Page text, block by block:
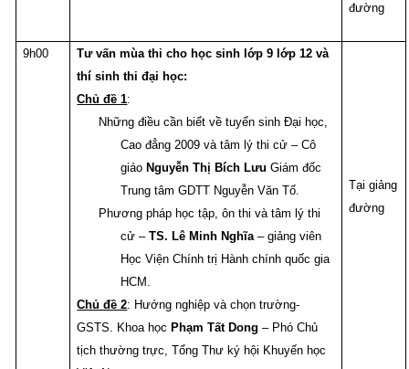
đường
9h00
Tư vấn mùa thi cho học sinh lớp 9 lớp 12 và
thí sinh thi đại học:
Chủ đề 1:
Những điều cần biết về tuyển sinh Đại học,
Cao đẳng 2009 và tâm lý thi cử – Cô
giáo Nguyễn Thị Bích Lưu Giám đốc
Trung tâm GDTT Nguyễn Văn Tố.
Phương pháp học tập, ôn thi và tâm lý thi
cử –TS. Lê Minh Nghĩa– giảng viên
Học Viện Chính trị Hành chính quốc gia
HCM.
Chủ đề 2: Hướng nghiệp và chọn trường-
GSTS. Khoa học Phạm Tất Dong – Phó Chủ
tịch thường trực, Tổng Thư ký hội Khuyến học
Tại giảng
đường